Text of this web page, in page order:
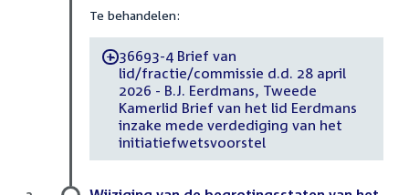
Te behandelen:
-36693-4 Brief van
lid/fractie/commissie d.d. 28 april
2026 - B.J. Eerdmans, Tweede
Kamerlid Brief van het lid Eerdmans
inzake mede verdediging van het
initiatiefwetsvoorstel